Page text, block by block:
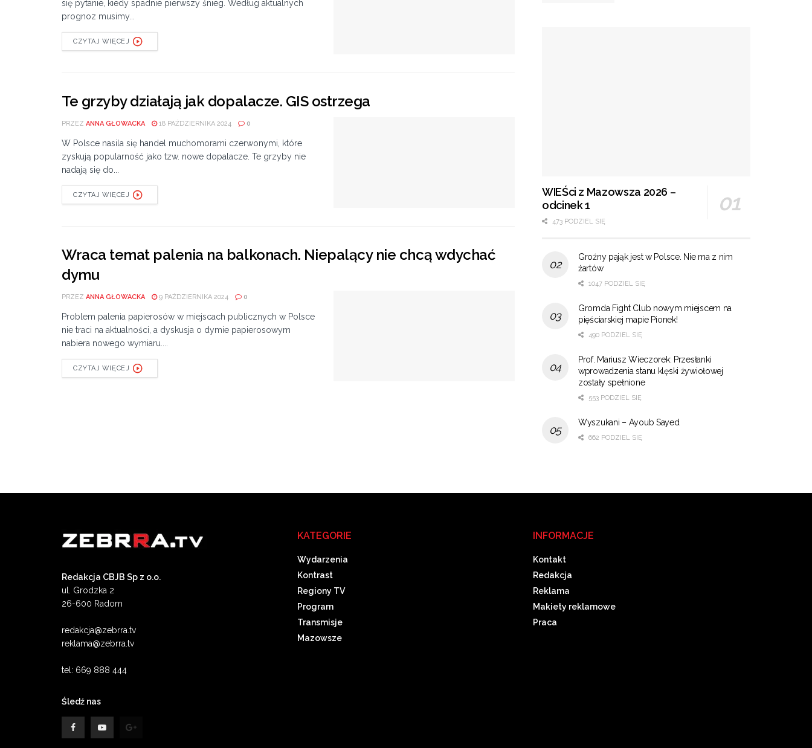
się pytanie, kiedy spadnie pierwszy śnieg. Według aktualnych
prognoz musimy...
CZYTAJ WIĘCEJ
Te grzyby działają jak dopalacze. GIS ostrzega
PRZEZ ANNA GŁOWACKA 18 PAŹDZIERNIKA 2024 0
W Polsce nasila się handel muchomorami czerwonymi, które
zyskują popularność jako tzw. nowe dopalacze. Te grzyby nie
nadają się do...
CZYTAJ WIĘCEJ
Wraca temat palenia na balkonach. Niepalący nie chcą wdychać
dymu
PRZEZ ANNA GŁOWACKA 9 PAŹDZIERNIKA 2024 0
Problem palenia papierosów w miejscach publicznych w Polsce
nie traci na aktualności, a dyskusja o dymie papierosowym
nabiera nowego wymiaru....
CZYTAJ WIĘCEJ
WIEŚci z Mazowsza 2026 –
odcinek 1
473 PODZIEL SIĘ
Groźny pająk jest w Polsce. Nie ma z nim
żartów
1047 PODZIEL SIĘ
Gromda Fight Club nowym miejscem na
pięściarskiej mapie Pionek!
490 PODZIEL SIĘ
Prof. Mariusz Wieczorek: Przesłanki
wprowadzenia stanu klęski żywiołowej
zostały spełnione
553 PODZIEL SIĘ
Wyszukani – Ayoub Sayed
662 PODZIEL SIĘ
Redakcja CBJB Sp z o.o.
ul. Grodzka 2
26-600 Radom
redakcja@zebrra.tv
reklama@zebrra.tv
tel: 669 888 444
Śledź nas
KATEGORIE
Wydarzenia
Kontrast
Regiony TV
Program
Transmisje
Mazowsze
INFORMACJE
Kontakt
Redakcja
Reklama
Makiety reklamowe
Praca